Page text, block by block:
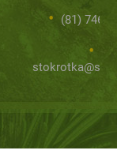
(81) 746